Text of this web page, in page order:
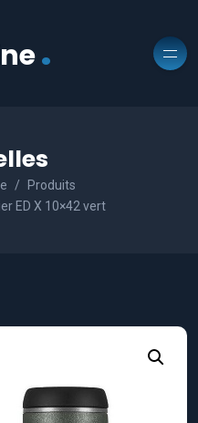
.
Produits
ED X 10×42 vert